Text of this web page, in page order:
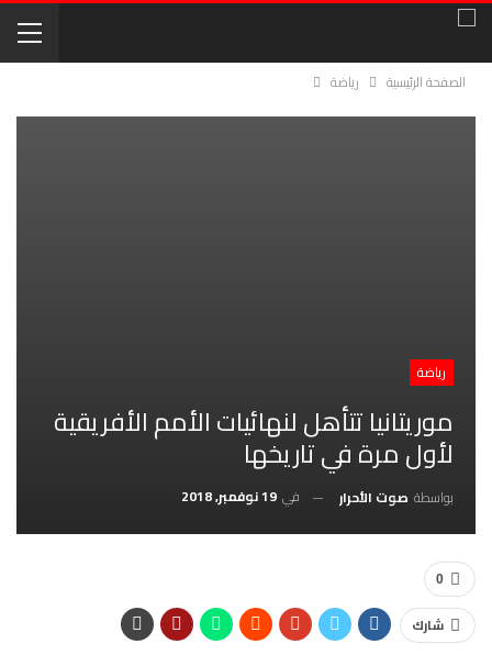
الصفحة الرئيسية رياضة
رياضة
موريتانيا تتأهل لنهائيات الأمم الأفريقية
لأول مرة في تاريخها
بواسطة صوت الأحرار في 19 نوفمبر, 2018
0
شارك